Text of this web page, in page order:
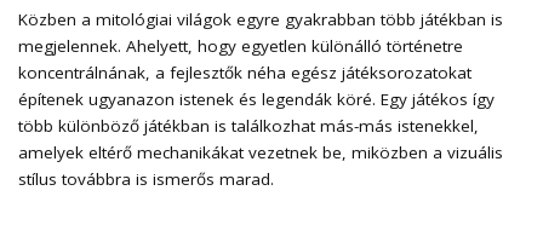
Közben a mitológiai világok egyre gyakrabban több játékban is
megjelennek. Ahelyett, hogy egyetlen különálló történetre
koncentrálnának, a fejlesztők néha egész játéksorozatokat
építenek ugyanazon istenek és legendák köré. Egy játékos így
több különböző játékban is találkozhat más-más istenekkel,
amelyek eltérő mechanikákat vezetnek be, miközben a vizuális
stílus továbbra is ismerős marad.